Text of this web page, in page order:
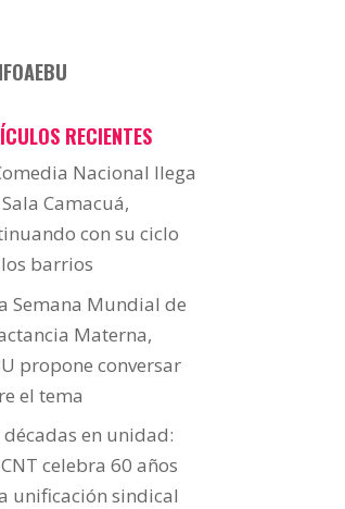
RECIENTES
Nacional llega
Camacuá,
con su ciclo
barrios
Semana Mundial de
Materna,
propone conversar
el tema
décadas en unidad:
celebra 60 años
unificación sindical